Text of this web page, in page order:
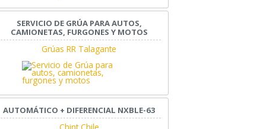
SERVICIO DE GRÚA PARA AUTOS,
CAMIONETAS, FURGONES Y MOTOS
Grúas RR Talagante
AUTOMÁTICO + DIFERENCIAL NXBLE-63